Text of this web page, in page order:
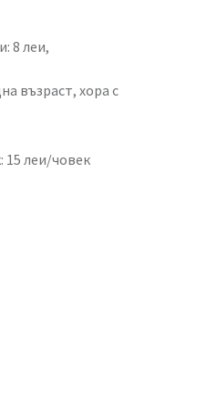
8 леи,
възраст, хора с
15 леи/човек